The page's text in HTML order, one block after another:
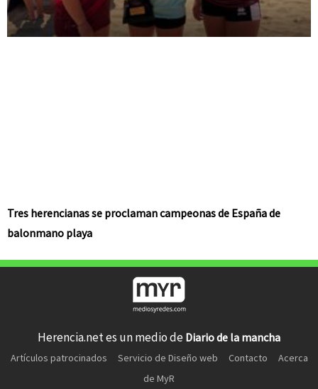
Tres herencianas se proclaman campeonas de España de
balonmano playa
Herencia.net es un medio de Diario de la mancha
Artículos patrocinados Servicio de Diseño web Contacto
Acerca
de MyR